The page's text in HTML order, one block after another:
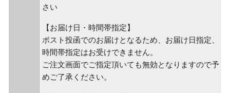
さい
【お届け日・時間帯指定】
ポスト投函でのお届けとなるため、お届け日指定、
時間帯指定はお受けできません。
ご注文画面でご指定頂いても無効となりますので予
めご了承ください。